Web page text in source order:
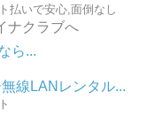
払いで安心,面倒なし
ナクラブへ
ら...
線LANレンタル...
ト